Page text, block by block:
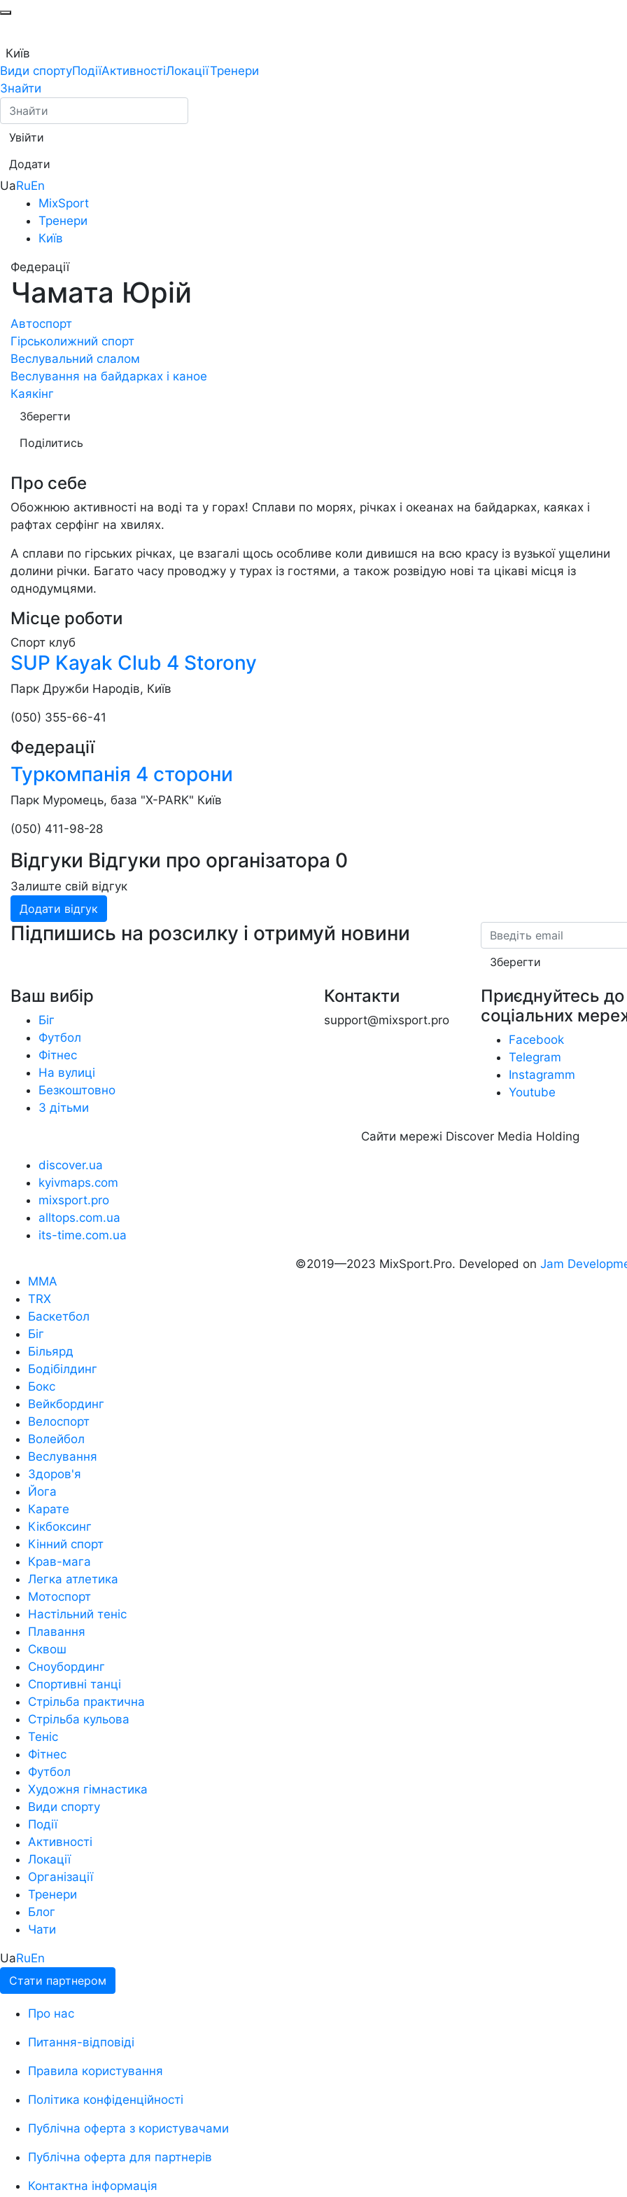
Київ
Види спортуПодіїАктивностіЛокаціїТренери
Знайти
Увійти
Додати
UaRuEn
MixSport
Тренери
Київ
Федерації
Чамата Юрій
Автоспорт
Гірськолижний спорт
Веслувальний слалом
Веслування на байдарках і каное
Каякінг
Зберегти
Поділитись
Про себе
Обожнюю активності на воді та у горах! Сплави по морях, річках і океанах на байдарках, каяках і
рафтах серфінг на хвилях.
А сплави по гірських річках, це взагалі щось особливе коли дивишся на всю красу із вузької ущелини
долини річки. Багато часу проводжу у турах із гостями, а також розвідую нові та цікаві місця із
однодумцями.
Місце роботи
Спорт клуб
SUP Kayak Club 4 Storony
Парк Дружби Народів, Київ
(050) 355-66-41
Федерації
Туркомпанія 4 сторони
Парк Муромець, база "X-PARK" Київ
(050) 411-98-28
Відгуки Відгуки про організатора 0
Залиште свій відгук
Додати відгук
Підпишись на розсилку і отримуй новини Email
Зберегти
Ваш вибір
Біг
Футбол
Фітнес
На вулиці
Безкоштовно
З дітьми
Контакти
support@mixsport.pro
Приєднуйтесь
соціальних
Facebook
Telegram
Instagramm
Youtube
Сайти мережі Discover Media Holding
discover.ua
kyivmaps.com
mixsport.pro
alltops.com.ua
its-time.com.ua
©2019—2023 MixSport.Pro. Developed on Jam
MMA
TRX
Баскетбол
Біг
Більярд
Бодібілдинг
Бокс
Вейкбординг
Велоспорт
Волейбол
Веслування
Здоров'я
Йога
Карате
Кікбоксинг
Кінний спорт
Крав-мага
Легка атлетика
Мотоспорт
Настільний теніс
Плавання
Сквош
Сноубординг
Спортивні танці
Стрільба практична
Стрільба кульова
Теніс
Фітнес
Футбол
Художня гімнастика
Види спорту
Події
Активності
Локації
Організації
Тренери
Блог
Чати
UaRuEn
Стати партнером
Про нас
Питання-відповіді
Правила користування
Політика конфіденційності
Публічна оферта з користувачами
Публічна оферта для партнерів
Контактна інформація